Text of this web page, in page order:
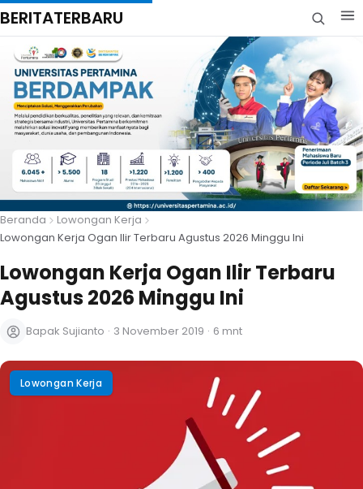
BERITATERBARU
Beranda
Lowongan Kerja
Lowongan Kerja Ogan Ilir Terbaru Agustus 2026 Minggu Ini
Lowongan Kerja Ogan Ilir Terbaru
Agustus 2026 Minggu Ini
Bapak Sujianto · 3 November 2019 · 6 mnt
Lowongan Kerja